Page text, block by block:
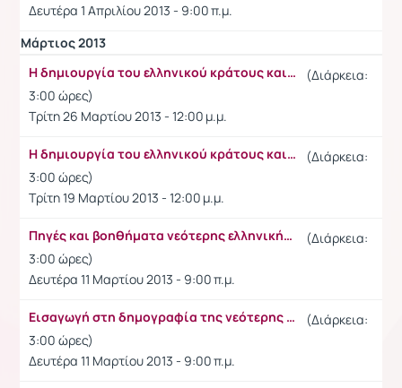
Δευτέρα 1 Απριλίου 2013 - 9:00 π.μ.
Μάρτιος 2013
Η δημιουργία του ελληνικού κράτους και το Ανατολικό ζήτημα
(Διάρκεια:
3:00 ώρες)
Τρίτη 26 Μαρτίου 2013 - 12:00 μ.μ.
Η δημιουργία του ελληνικού κράτους και τα πρώτα συντάγματα
(Διάρκεια:
3:00 ώρες)
Τρίτη 19 Μαρτίου 2013 - 12:00 μ.μ.
Πηγές και βοηθήματα νεότερης ελληνικής Ιστορίας
(Διάρκεια:
3:00 ώρες)
Δευτέρα 11 Μαρτίου 2013 - 9:00 π.μ.
Εισαγωγή στη δημογραφία της νεότερης Ελλάδας
(Διάρκεια:
3:00 ώρες)
Δευτέρα 11 Μαρτίου 2013 - 9:00 π.μ.